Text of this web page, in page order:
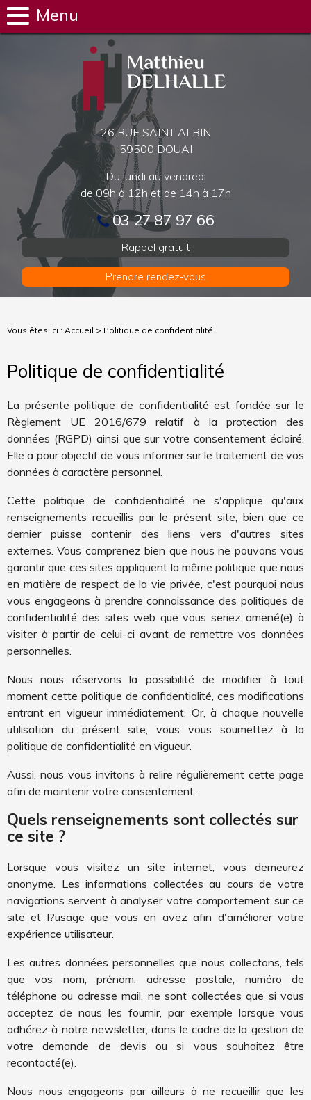
Menu
26 RUE SAINT ALBIN
59500 DOUAI
Du lundi au vendredi
de 09h à 12h et de 14h à 17h
03 27 87 97 66
Rappel gratuit
Prendre rendez-vous
Vous êtes ici : Accueil > Politique de confidentialité
Politique de confidentialité
La présente politique de confidentialité est fondée sur le
Règlement UE 2016/679 relatif à la protection des
données (RGPD) ainsi que sur votre consentement éclairé.
Elle a pour objectif de vous informer sur le traitement de vos
données à caractère personnel.
Cette politique de confidentialité ne s'applique qu'aux
renseignements recueillis par le présent site, bien que ce
dernier puisse contenir des liens vers d'autres sites
externes. Vous comprenez bien que nous ne pouvons vous
garantir que ces sites appliquent la même politique que nous
en matière de respect de la vie privée, c'est pourquoi nous
vous engageons à prendre connaissance des politiques de
confidentialité des sites web que vous seriez amené(e) à
visiter à partir de celui-ci avant de remettre vos données
personnelles.
Nous nous réservons la possibilité de modifier à tout
moment cette politique de confidentialité, ces modifications
entrant en vigueur immédiatement. Or, à chaque nouvelle
utilisation du présent site, vous vous soumettez à la
politique de confidentialité en vigueur.
Aussi, nous vous invitons à relire régulièrement cette page
afin de maintenir votre consentement.
Quels renseignements sont collectés sur
ce site ?
Lorsque vous visitez un site internet, vous demeurez
anonyme. Les informations collectées au cours de votre
navigations servent à analyser votre comportement sur ce
site et l?usage que vous en avez afin d'améliorer votre
expérience utilisateur.
Les autres données personnelles que nous collectons, tels
que vos nom, prénom, adresse postale, numéro de
téléphone ou adresse mail, ne sont collectées que si vous
acceptez de nous les fournir, par exemple lorsque vous
adhérez à notre newsletter, dans le cadre de la gestion de
votre demande de devis ou si vous souhaitez être
recontacté(e).
Nous nous engageons par ailleurs à ne recueillir que les